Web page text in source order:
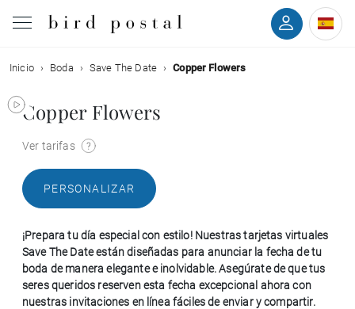
Boda
Nacimiento
Comunión
Condolencias
Cumpleaños
Inicio Boda Save The Date Copper Flowers
Copper Flowers
Ver tarifas
PERSONALIZAR
¡Prepara tu día especial con estilo! Nuestras tarjetas virtuales
Save The Date están diseñadas para anunciar la fecha de tu
boda de manera elegante e inolvidable. Asegúrate de que tus
seres queridos reserven esta fecha excepcional ahora con
nuestras invitaciones en línea fáciles de enviar y compartir.